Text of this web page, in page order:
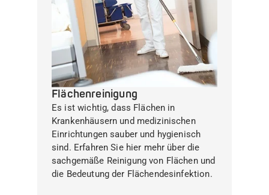
Flächenreinigung
Es ist wichtig, dass Flächen in
Krankenhäusern und medizinischen
Einrichtungen sauber und hygienisch
sind. Erfahren Sie hier mehr über die
sachgemäße Reinigung von Flächen und
die Bedeutung der Flächendesinfektion.